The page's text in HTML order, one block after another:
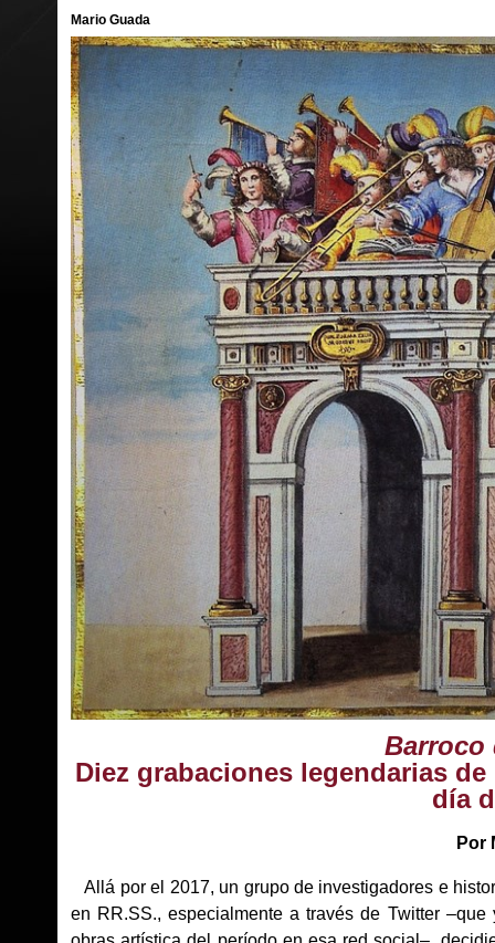
Mario Guada
Barroco
Diez grabaciones legendarias
día
Por
Allá por el 2017, un grupo de investigadores e
en RR.SS., especialmente a través de Twitter